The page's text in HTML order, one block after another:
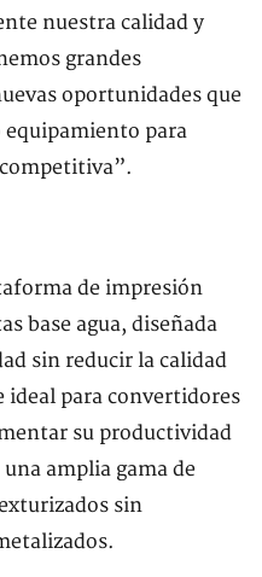
nuestra calidad y
grandes
oportunidades que
equipamiento para
de impresión
base agua, diseñada
sin reducir la calidad
ideal para convertidores
su productividad
amplia gama de
sin